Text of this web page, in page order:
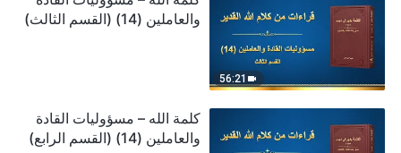
56:21
والعاملين (14) (القسم الثالث)
كلمة الله – مسؤوليات القادة
والعاملين (14) (القسم الرابع)